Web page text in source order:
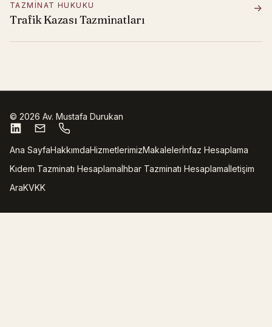
TAZMINAT HUKUKU
Trafik Kazası Tazminatları
→
© 2026 Av. Mustafa Durukan
Ana SayfaHakkımdaHizmetlerimizMakalelerİnfaz Hesaplama
Kıdem Tazminatı Hesaplamaİhbar Tazminatı Hesaplamaİletişim
AraKVKK